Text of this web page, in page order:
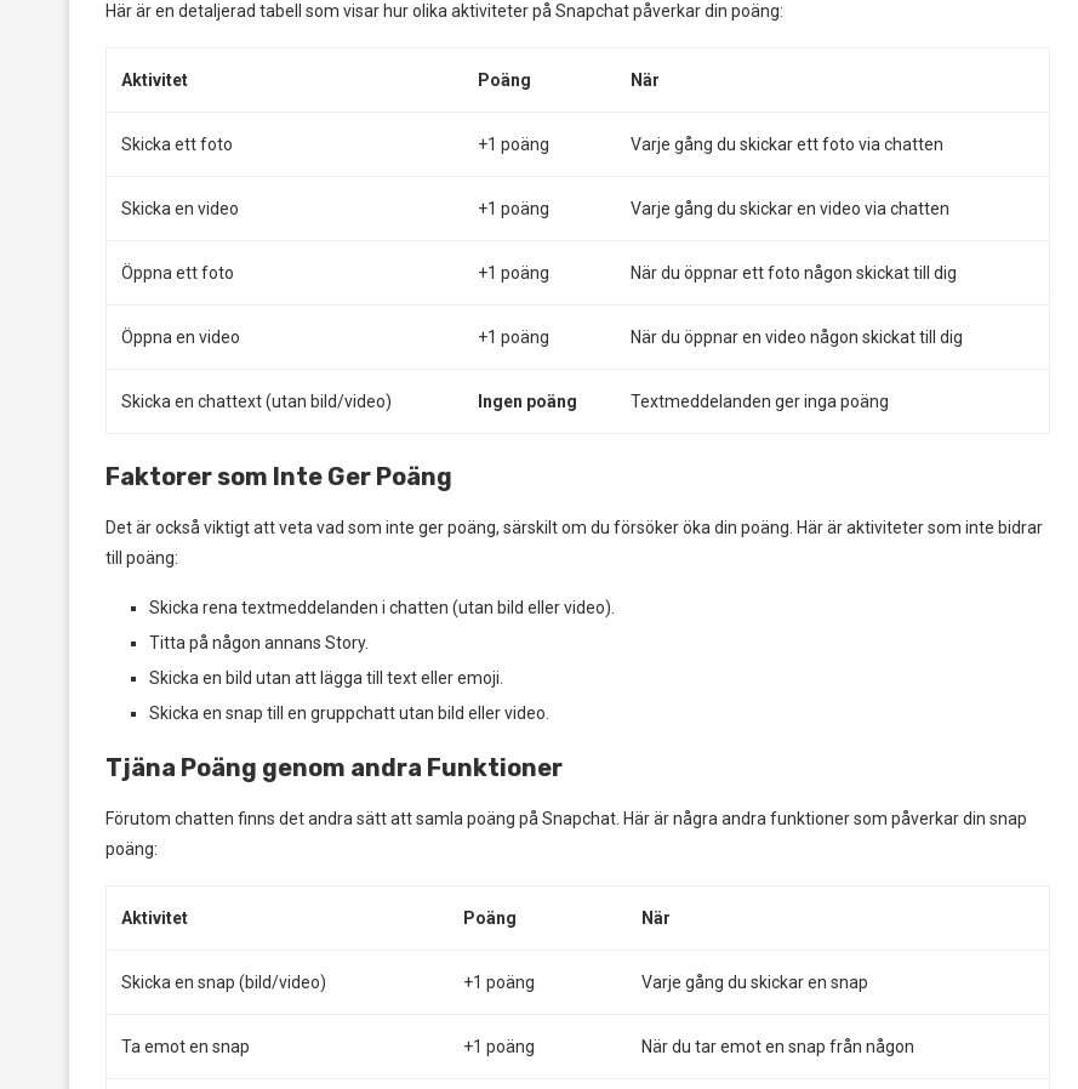
Här är en detaljerad tabell som visar hur olika aktiviteter på Snapchat påverkar din poäng:
Aktivitet Poäng När
Skicka ett foto +1 poäng Varje gång du skickar ett foto via chatten
Skicka en video +1 poäng Varje gång du skickar en video via chatten
Öppna ett foto +1 poäng När du öppnar ett foto någon skickat till dig
Öppna en video +1 poäng När du öppnar en video någon skickat till dig
Skicka en chattext (utan bild/video) Ingen poäng Textmeddelanden ger inga poäng
Faktorer som Inte Ger Poäng
Det är också viktigt att veta vad som inte ger poäng, särskilt om du försöker öka din poäng. Här är aktiviteter som inte bidrar
till poäng:
Skicka rena textmeddelanden i chatten (utan bild eller video).
Titta på någon annans Story.
Skicka en bild utan att lägga till text eller emoji.
Skicka en snap till en gruppchatt utan bild eller video.
Tjäna Poäng genom andra Funktioner
Förutom chatten finns det andra sätt att samla poäng på Snapchat. Här är några andra funktioner som påverkar din snap
poäng:
Aktivitet Poäng När
Skicka en snap (bild/video) +1 poäng Varje gång du skickar en snap
Ta emot en snap +1 poäng När du tar emot en snap från någon